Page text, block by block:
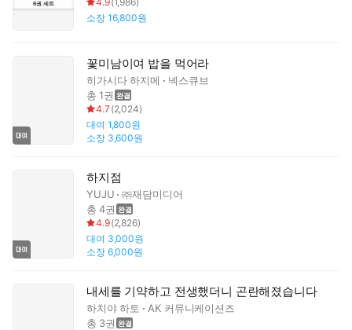
6권 세트
소장 16,800원
꽃미남이여 밥을 먹어라
히가시다 하지메
넥스큐브
총 1권
4.7 (2,024)
대여 1,800원
소장 3,600원
하지점
YUJU
㈜재담미디어
총 4권
4.9(2,826)
대여 3,000원
소장 6,000원
내세를 기약하고 전생했더니 곤란해졌습니다
하치야 하토
AK 커뮤니케이션즈
총 3권